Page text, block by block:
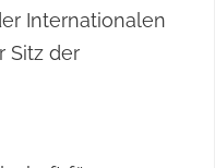
Internationalen
Sitz der